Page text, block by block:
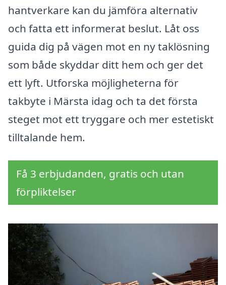
hantverkare kan du jämföra alternativ
och fatta ett informerat beslut. Låt oss
guida dig på vägen mot en ny taklösning
som både skyddar ditt hem och ger det
ett lyft. Utforska möjligheterna för
takbyte i Märsta idag och ta det första
steget mot ett tryggare och mer estetiskt
tilltalande hem.
Få 3 erbjudanden, gratis och utan
förpliktelser